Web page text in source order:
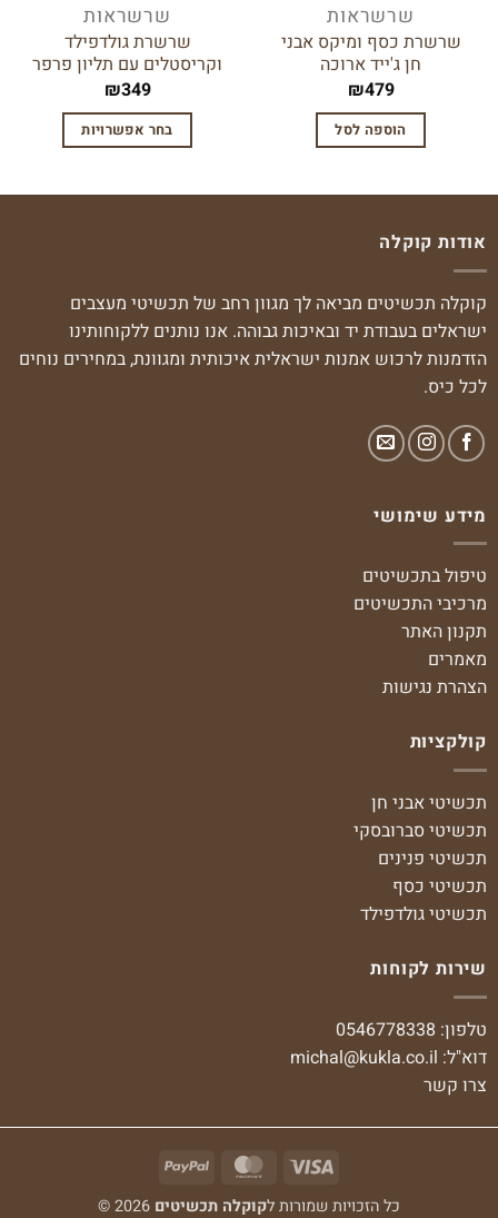
שרשראות
שרשרת כסף ומיקס אבני
חן ג'ייד ארוכה
₪479
הוספה לסל
שרשראות
שרשרת גולדפילד
וקריסטלים עם תליון פרפר
₪349
בחר אפשרויות
זה
ניתן
לבחור
את
אודות קוקלה
קוקלה תכשיטים מביאה לך מגוון רחב של תכשיטי מעצבים
ישראלים בעבודת יד ובאיכות גבוהה. אנו נותנים ללקוחותינו
הזדמנות לרכוש אמנות ישראלית איכותית ומגוונת, במחירים נוחים
לכל כיס.
מידע שימושי
טיפול בתכשיטים
מרכיבי התכשיטים
תקנון האתר
מאמרים
הצהרת נגישות
קולקציות
תכשיטי אבני חן
תכשיטי סברובסקי
תכשיטי פנינים
תכשיטי כסף
תכשיטי גולדפילד
שירות לקוחות
טלפון: 0546778338
דוא"ל:michal@kukla.co.il
צרו קשר
Visa
MasterCard
PayPal
כל הזכויות שמורות לקוקלה תכשיטים2026 ©